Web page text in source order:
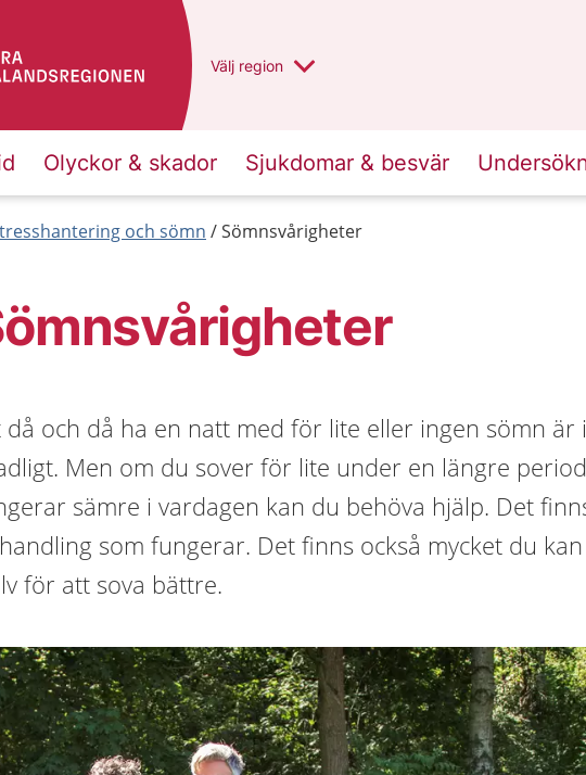
Du har valt region
Välj en annan
region
Olyckor & skador Sjukdomar & besvär
och sömn Sömnsvårigheter
då och då ha en natt med för lite eller ingen sömn är
Men om du sover för lite under en längre
sämre i vardagen kan du behöva hjälp. Det
som fungerar. Det finns också mycket du
för att sova bättre.